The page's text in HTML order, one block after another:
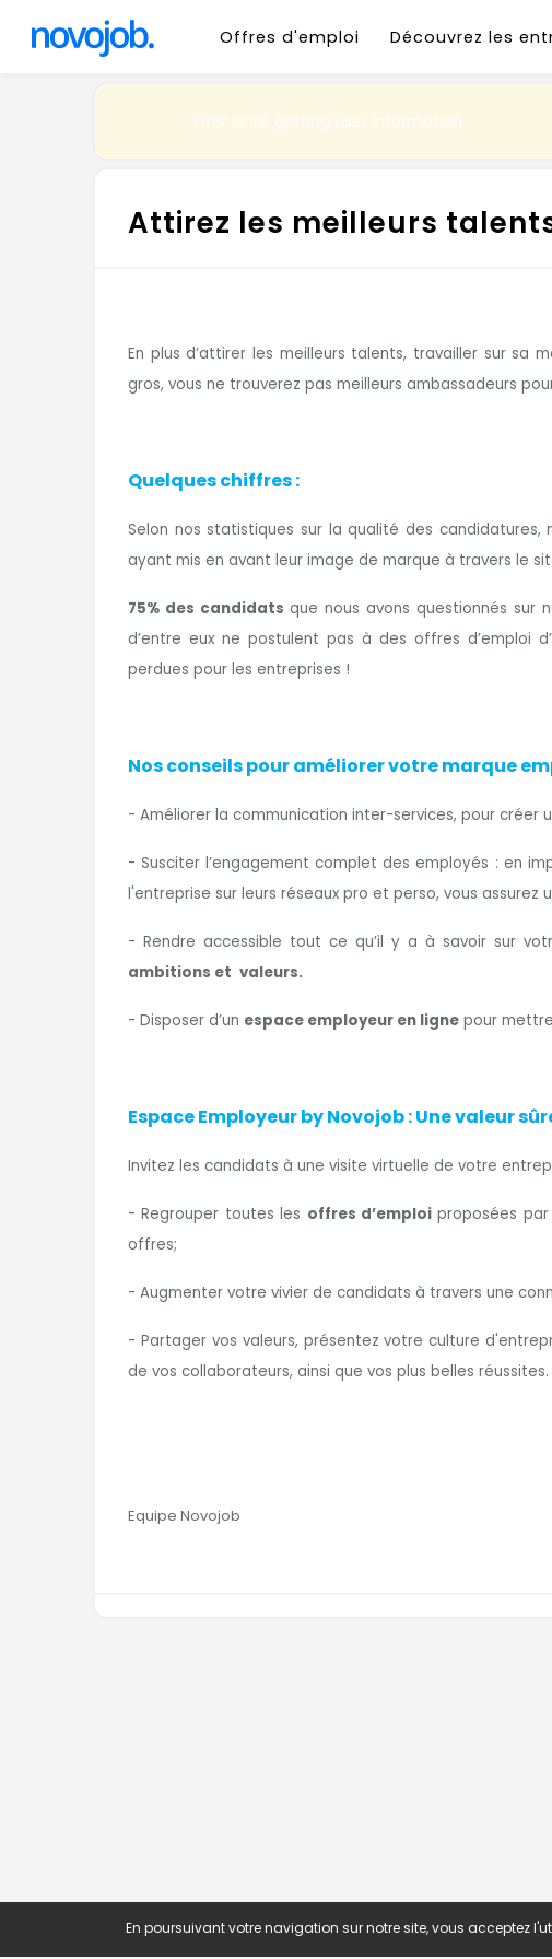
Offres d'emploi Découvrez les
Error while getting user information
Attirez les meilleurs
En plus d’attirer les meilleurs talents, travailler sur
gros, vous ne trouverez pas meilleurs ambassadeurs
Quelques chiffres :
Selon nos statistiques sur la qualité des candidatures,
ayant mis en avant leur image de marque à travers le
75% des candidats que nous avons questionnés sur
d’entre eux ne postulent pas à des offres d’emploi
perdues pour les entreprises !
Nos conseils pour améliorer votre marque
- Améliorer la communication inter-services, pour créer
- Susciter l’engagement complet des employés : en
l'entreprise sur leurs réseaux pro et perso, vous
- Rendre accessible tout ce qu’il y a à savoir sur
ambitions et valeurs.
- Disposer d’un espace employeur en ligne pour
Espace Employeur by Novojob : Une valeur
Invitez les candidats à une visite virtuelle de votre
- Regrouper toutes les offres d’emploiproposées par
offres;
- Augmenter votre vivier de candidats à travers une
- Partager vos valeurs, présentez votre culture
de vos collaborateurs, ainsi que vos plus belles réussites.
Equipe Novojob
En poursuivant votre navigation sur notre site, vous acceptez